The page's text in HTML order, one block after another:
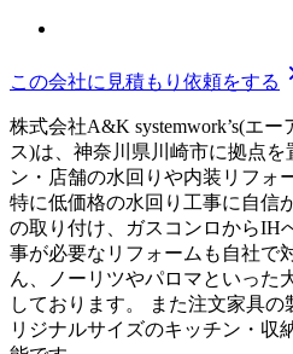
この会社に見積もり依頼をする
株式会社A&K systemwork’s(エ
ス)は、神奈川県川崎市に拠点
ン・店舗の水回りや内装リフォ
特に低価格の水回り工事に自信
の取り付け、ガスコンロからIH
事が必要なリフォームも自社で
ん、ノーリツやパロマといった
しております。 また注文家具
リジナルサイズのキッチン・収